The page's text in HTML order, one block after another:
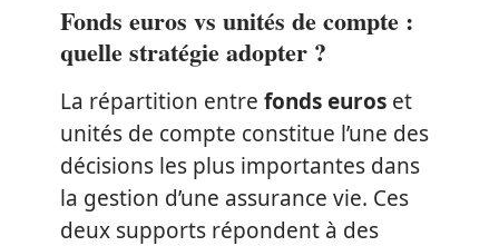
Fonds euros vs unités de compte :
quelle stratégie adopter ?
La répartition entre fonds euros et
unités de compte constitue l’une des
décisions les plus importantes dans
la gestion d’une assurance vie. Ces
deux supports répondent à des